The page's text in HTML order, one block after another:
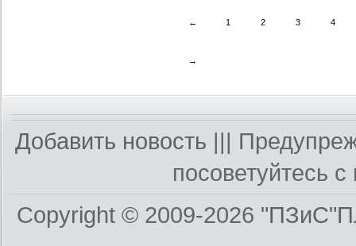
← 1 2 3 4
→
Добавить новость |||
посоветуйтесь
Copyright © 2009-2026